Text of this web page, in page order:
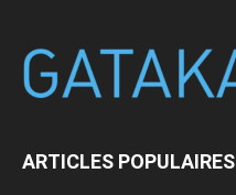
ARTICLES POPULAIRES